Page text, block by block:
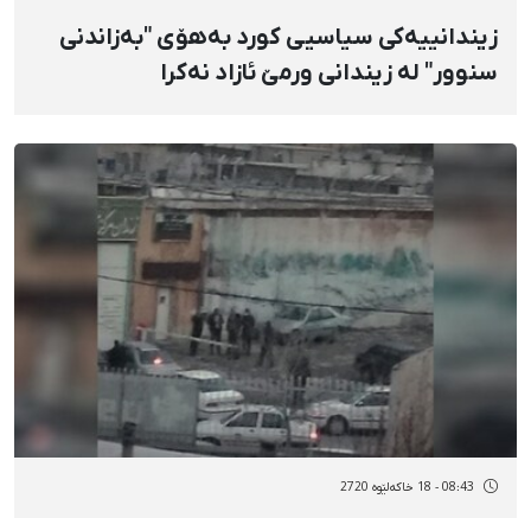
زیندانییەکی سیاسیی کورد بەهۆی "بەزاندنی
سنوور" لە زیندانی ورمێ ئازاد نەکرا
08:43 - 18 خاکەلێوه 2720